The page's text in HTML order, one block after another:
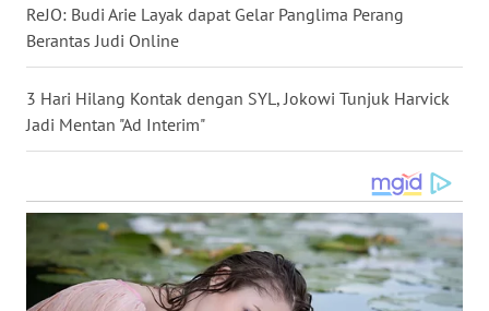
ReJO: Budi Arie Layak dapat Gelar Panglima Perang
Berantas Judi Online
3 Hari Hilang Kontak dengan SYL, Jokowi Tunjuk Harvick
Jadi Mentan "Ad Interim"
WN
WN
WN
KALTENG
WN
KALTARA